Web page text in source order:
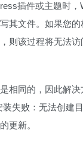
插件或主题时，
其文件。如果您
则该过程将无法
相同的，因此解
失败：无法创建
更新。